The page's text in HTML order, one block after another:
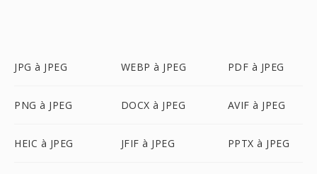
JPG à JPEG WEBP à JPEG PDF à JPEG
PNG à JPEG DOCX à JPEG AVIF à JPEG
HEIC à JPEG JFIF à JPEG PPTX à JPEG